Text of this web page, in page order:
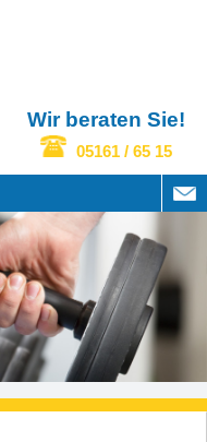
Wir beraten Sie!
05161 / 65 15